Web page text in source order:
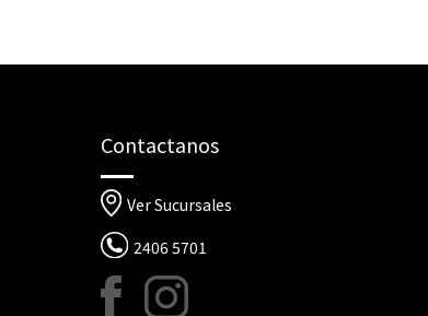
Contactanos
Ver Sucursales
2406 5701